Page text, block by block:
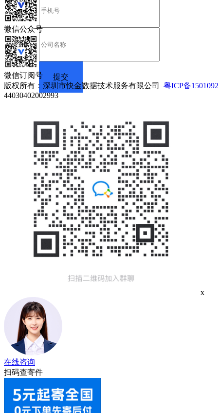
微信公众号
微信订阅号
版权所有：深圳市快金数据技术服务有限公司 粤ICP备
44030402002993
x
在线咨询
扫码查寄件